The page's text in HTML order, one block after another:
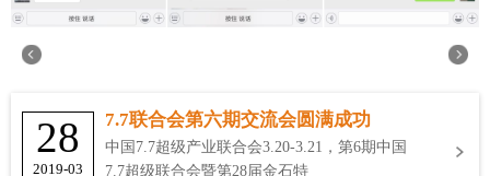
28
2019-03
7.7联合会第六期交流会圆满成功
中国7.7超级产业联合会3.20-3.21，第6期中国
7.7超级联合会暨第28届金石特